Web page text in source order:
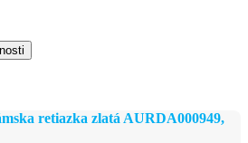
retiazka zlatá AURDA000949,